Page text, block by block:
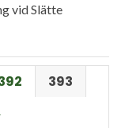
vid Slätte
393